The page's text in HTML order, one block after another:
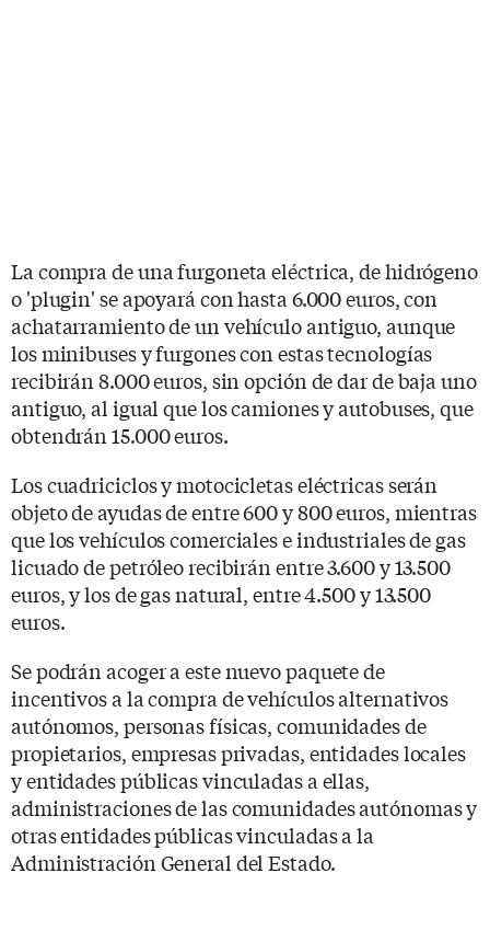
La compra de una furgoneta eléctrica, de hidrógeno
o 'plugin' se apoyará con hasta 6.000 euros, con
achatarramiento de un vehículo antiguo, aunque
los minibuses y furgones con estas tecnologías
recibirán 8.000 euros, sin opción de dar de baja uno
antiguo, al igual que los camiones y autobuses, que
obtendrán 15.000 euros.
Los cuadriciclos y motocicletas eléctricas serán
objeto de ayudas de entre 600 y 800 euros, mientras
que los vehículos comerciales e industriales de gas
licuado de petróleo recibirán entre 3.600 y 13.500
euros, y los de gas natural, entre 4.500 y 13.500
euros.
Se podrán acoger a este nuevo paquete de
incentivos a la compra de vehículos alternativos
autónomos, personas físicas, comunidades de
propietarios, empresas privadas, entidades locales
y entidades públicas vinculadas a ellas,
administraciones de las comunidades autónomas y
otras entidades públicas vinculadas a la
Administración General del Estado.